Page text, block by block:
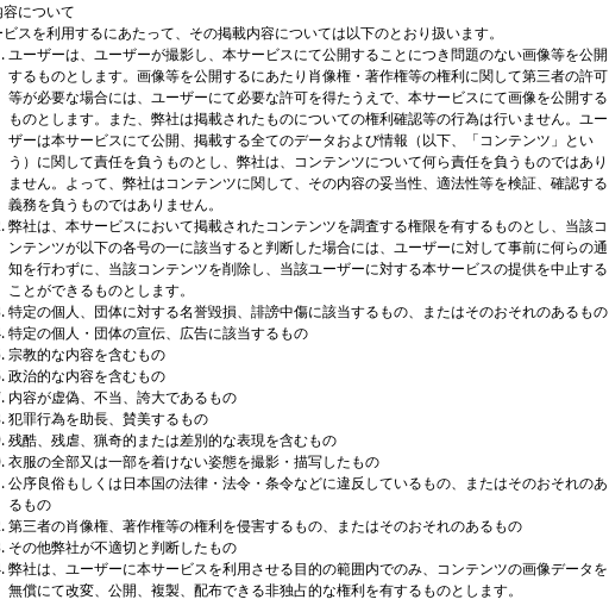
について
スを利用するにあたって、その掲載内容については以下のとおり扱います。
ユーザーは、ユーザーが撮影し、本サービスにて公開することにつき問題のない画像等を公開
するものとします。画像等を公開するにあたり肖像権・著作権等の権利に関して第三者の許可
等が必要な場合には、ユーザーにて必要な許可を得たうえで、本サービスにて画像を公開する
ものとします。また、弊社は掲載されたものについての権利確認等の行為は行いません。ユー
ザーは本サービスにて公開、掲載する全てのデータおよび情報（以下、「コンテンツ」とい
う）に関して責任を負うものとし、弊社は、コンテンツについて何ら責任を負うものではあり
ません。よって、弊社はコンテンツに関して、その内容の妥当性、適法性等を検証、確認する
義務を負うものではありません。
弊社は、本サービスにおいて掲載されたコンテンツを調査する権限を有するものとし、当該コ
ンテンツが以下の各号の一に該当すると判断した場合には、ユーザーに対して事前に何らの通
知を行わずに、当該コンテンツを削除し、当該ユーザーに対する本サービスの提供を中止する
ことができるものとします。
特定の個人、団体に対する名誉毀損、誹謗中傷に該当するもの、またはそのおそれのあるもの
特定の個人・団体の宣伝、広告に該当するもの
宗教的な内容を含むもの
政治的な内容を含むもの
内容が虚偽、不当、誇大であるもの
犯罪行為を助長、賛美するもの
残酷、残虐、猟奇的または差別的な表現を含むもの
衣服の全部又は一部を着けない姿態を撮影・描写したもの
公序良俗もしくは日本国の法律・法令・条令などに違反しているもの、またはそのおそれのあ
るもの
第三者の肖像権、著作権等の権利を侵害するもの、またはそのおそれのあるもの
その他弊社が不適切と判断したもの
弊社は、ユーザーに本サービスを利用させる目的の範囲内でのみ、コンテンツの画像データを
無償にて改変、公開、複製、配布できる非独占的な権利を有するものとします。